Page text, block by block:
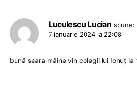
Luculescu Lucian spune:
7 ianuarie 2024 la 22:08
bună seara mâine vin colegii lui Ionuț la